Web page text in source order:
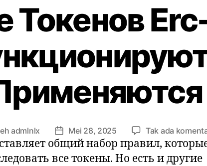
Токенов
admlnlx
Tanggal
artikel
Mei 28, 2025 Tak ada
общий набор правил,
все токены. Но есть и другие